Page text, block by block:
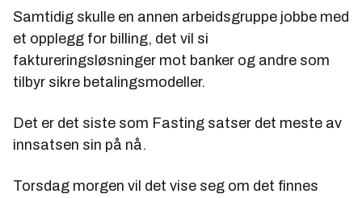
Samtidig skulle en annen arbeidsgruppe jobbe med
et opplegg for billing, det vil si
faktureringsløsninger mot banker og andre som
tilbyr sikre betalingsmodeller.
Det er det siste som Fasting satser det meste av
innsatsen sin på nå.
Torsdag morgen vil det vise seg om det finnes